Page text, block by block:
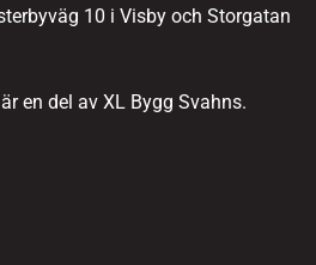
10 i Visby och Storgatan
en del av XL Bygg Svahns.